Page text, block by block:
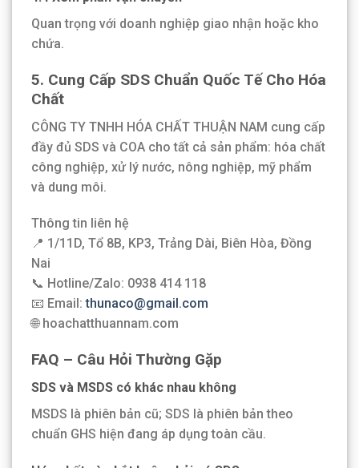
Quan trọng với doanh nghiệp giao nhận hoặc kho
chứa.
5. Cung Cấp SDS Chuẩn Quốc Tế Cho Hóa
Chất
CÔNG TY TNHH HÓA CHẤT THUẬN NAM cung cấp
đầy đủ SDS và COA cho tất cả sản phẩm: hóa chất
công nghiệp, xử lý nước, nông nghiệp, mỹ phẩm
và dung môi.
Thông tin liên hệ
📍 1/11D, Tổ 8B, KP3, Trảng Dài, Biên Hòa, Đồng
Nai
📞 Hotline/Zalo: 0938 414 118
📧 Email:thunaco@gmail.com
🌐 hoachatthuannam.com
FAQ – Câu Hỏi Thường Gặp
SDS và MSDS có khác nhau không
MSDS là phiên bản cũ; SDS là phiên bản theo
chuẩn GHS hiện đang áp dụng toàn cầu.